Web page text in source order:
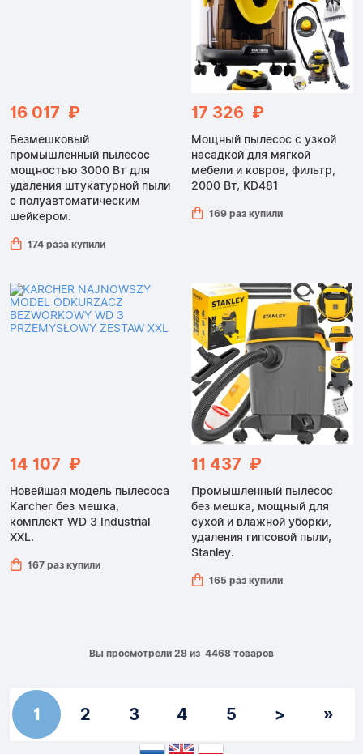
16 017 ₽
Безмешковый
промышленный пылесос
мощностью 3000 Вт для
удаления штукатурной пыли
с полуавтоматическим
шейкером.
174 раза купили
17 326 ₽
Мощный пылесос с узкой
насадкой для мягкой
мебели и ковров, фильтр,
2000 Вт, KD481
169 раз купили
14 107 ₽
Новейшая модель пылесоса
Karcher без мешка,
комплект WD 3 Industrial
XXL.
167 раз купили
11 437 ₽
Промышленный пылесос
без мешка, мощный для
сухой и влажной уборки,
удаления гипсовой пыли,
Stanley.
165 раз купили
Вы просмотрели 28 из 4468 товаров
1 2 3 4 5 > »